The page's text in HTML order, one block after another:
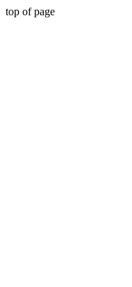
top of page